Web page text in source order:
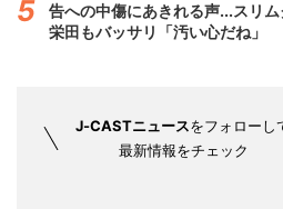
告への中傷にあきれる声...スリ
栄田もバッサリ「汚い心だね」
J-CASTニュースをフォローし
最新情報をチェック